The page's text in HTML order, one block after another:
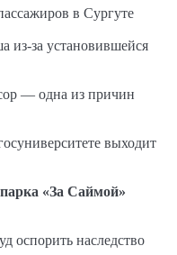
в Сургуте
за установившейся
— одна из причин
выходит
«За Саймой»
оспорить наследство